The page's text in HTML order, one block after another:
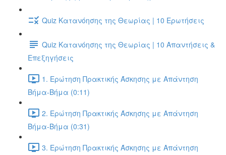
Quiz Κατανόησης της Θεωρίας | 10 Ερωτήσεις
Quiz Κατανόησης της Θεωρίας | 10 Απαντήσεις &
Επεξηγήσεις
1. Ερώτηση Πρακτικής Άσκησης με Απάντηση
Βήμα-Βήμα (0:11)
2. Ερώτηση Πρακτικής Άσκησης με Απάντηση
Βήμα-Βήμα (0:31)
3. Ερώτηση Πρακτικής Άσκησης με Απάντηση